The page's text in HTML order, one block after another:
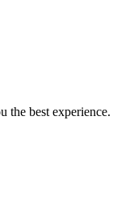
the best experience.